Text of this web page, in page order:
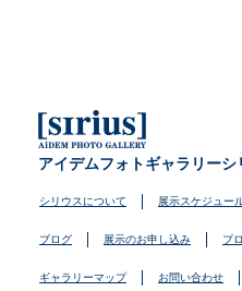
アイデムフォトギャラリーシ
シリウスについて 展示スケジュー
ブログ 展示のお申し込み プ
ギャラリーマップ お問い合わせ